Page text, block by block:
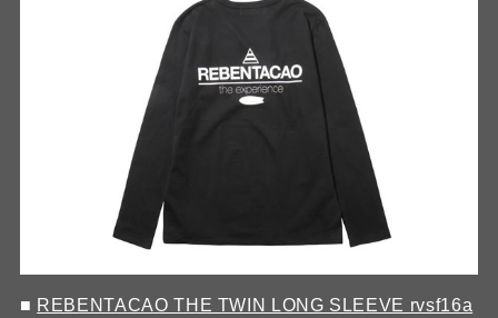
■ REBENTACAO THE TWIN LONG SLEEVE rvsf16a